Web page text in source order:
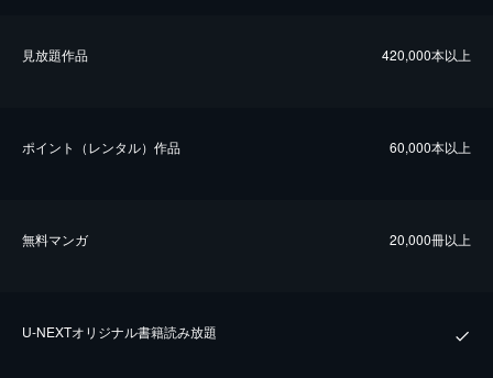
⾒放題作品 420,000本以上
ポイント（レンタル）作品 60,000本以上
無料マンガ 20,000冊以上
U-NEXTオリジナル書籍読み放題